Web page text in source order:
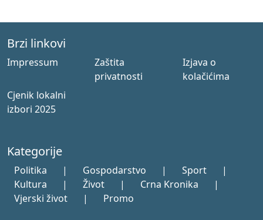
Brzi linkovi
Impressum
Zaštita
privatnosti
Izjava o
kolačićima
Cjenik lokalni
izbori 2025
Kategorije
Politika | Gospodarstvo | Sport
|
Kultura
| Život | Crna Kronika
|
Vjerski život
| Promo